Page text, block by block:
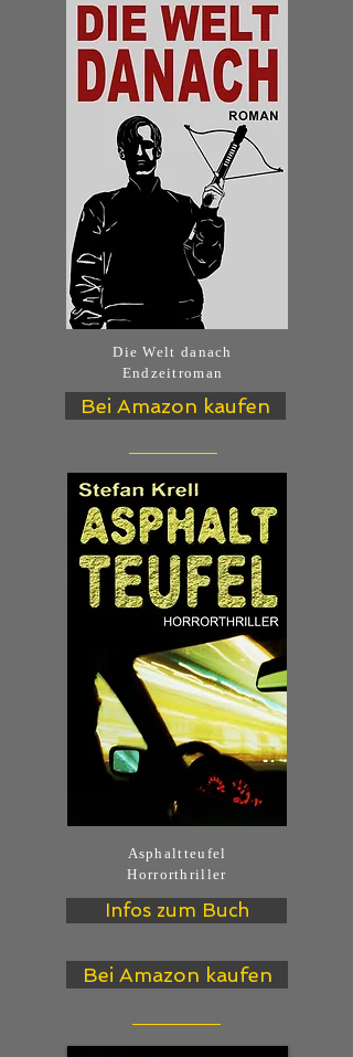
Die Welt danach
Endzeitroman
Bei Amazon kaufen
Asphaltteufel
Horrorthriller
Infos zum Buch
Bei Amazon kaufen